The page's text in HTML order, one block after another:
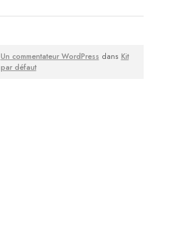
Un commentateur WordPress dans Kit
par défaut